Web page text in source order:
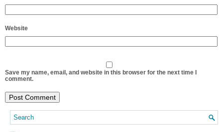
Website
Save my name, email, and website in this browser for the next time I
comment.